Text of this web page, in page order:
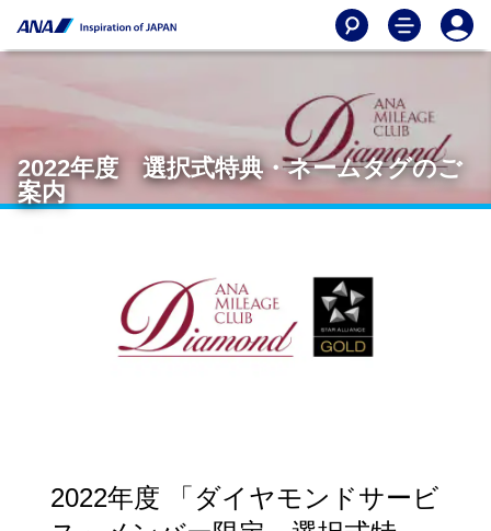
2022年度 選択式特典・ネームタグのご
案内
2022年度 「ダイヤモンドサービ